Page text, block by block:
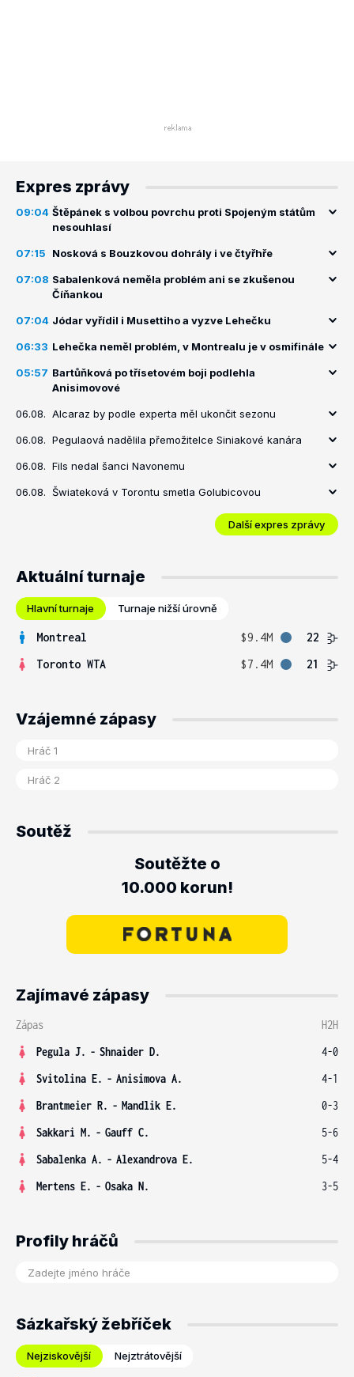
Expres zprávy
09:04 Štěpánek s volbou povrchu proti Spojeným státům
nesouhlasí
07:15 Nosková s Bouzkovou dohrály i ve čtyřhře
07:08 Sabalenková neměla problém ani se zkušenou
Číňankou
07:04 Jódar vyřídil i Musettiho a vyzve Lehečku
06:33 Lehečka neměl problém, v Montrealu je v osmifinále
05:57 Bartůňková po třísetovém boji podlehla
Anisimovové
06.08. Alcaraz by podle experta měl ukončit sezonu
06.08. Pegulaová nadělila přemožitelce Siniakové kanára
06.08. Fils nedal šanci Navonemu
06.08. Šwiateková v Torontu smetla Golubicovou
Další expres zprávy
Aktuální turnaje
Hlavní turnaje Turnaje nižší úrovně
Montreal $9.4M
22
Toronto WTA
$7.4M 21
Vzájemné zápasy
Soutěž
Soutěžte o
10.000 korun!
Zajímavé zápasy
Zápas
H2H
Pegula J. - Shnaider D.
4-0
Svitolina E. - Anisimova A.
4-1
Brantmeier R. - Mandlik E.
0-3
Sakkari M. - Gauff C.
5-6
Sabalenka A. - Alexandrova E.
5-4
Mertens E. - Osaka N. 3-5
Profily hráčů
Sázkařský žebříček
Nejziskovější Nejztrátovější